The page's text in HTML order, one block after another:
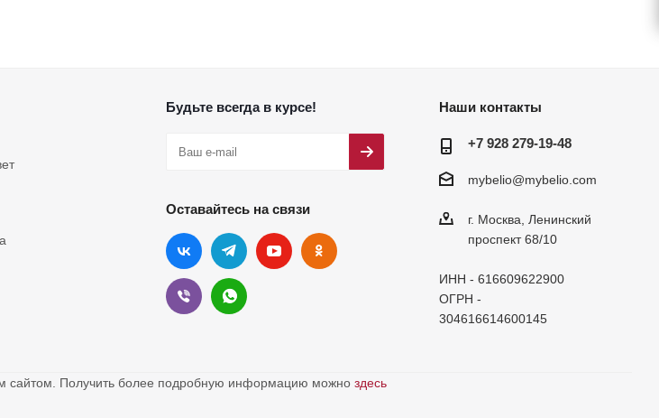
Будьте всегда в курсе!
Оставайтесь на связи
Наши контакты
+7 928 279-19-48
mybelio@mybelio.com
г. Москва, Ленинский
проспект 68/10
ИНН - 616609622900
ОГРН -
304616614600145
сайтом. Получить более подробную информацию можно здесь